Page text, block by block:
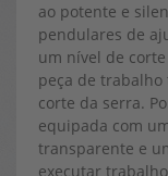
ao potente e
pendulares de
um nível de
peça de
corte da serra.
equipada com
transparente e
executar